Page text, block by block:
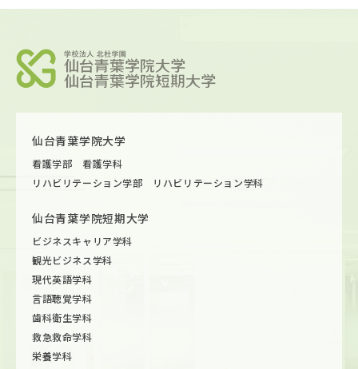
仙台青葉学院大学
看護学部 看護学科
リハビリテーション学部 リハビリテーション学科
仙台青葉学院短期大学
ビジネスキャリア学科
観光ビジネス学科
現代英語学科
言語聴覚学科
歯科衛生学科
救急救命学科
栄養学科